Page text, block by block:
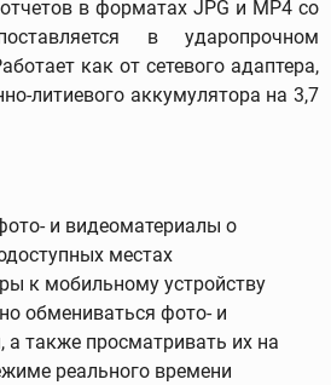
в форматах JPG и MP4 со
в ударопрочном
как от сетевого адаптера,
литиевого аккумулятора на 3,7
и видеоматериалы о
местах
к мобильному устройству
обмениваться фото- и
а также просматривать их на
реального времени